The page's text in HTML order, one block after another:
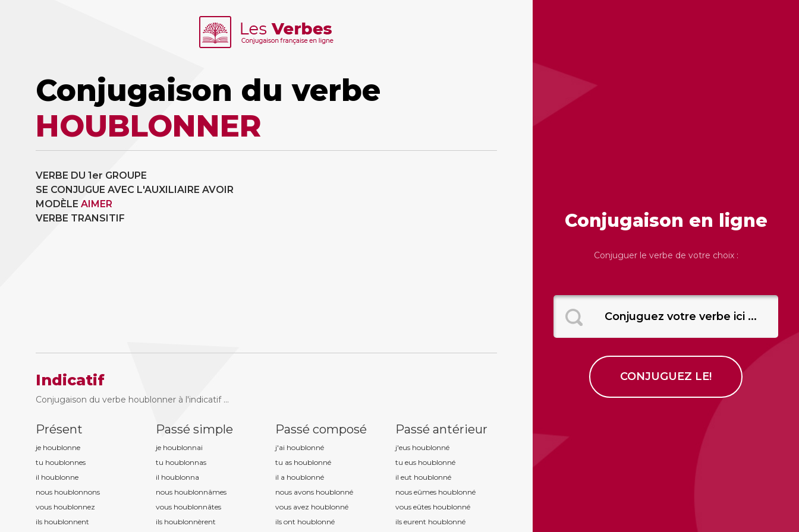
Conjugaison du verbe
HOUBLONNER
VERBE DU 1er GROUPE
SE CONJUGUE AVEC L'AUXILIAIRE AVOIR
MODÈLE AIMER
VERBE TRANSITIF
Indicatif
Conjugaison du verbe houblonner à l'indicatif ...
Présent
je houblonne
tu houblonnes
il houblonne
nous houblonnons
vous houblonnez
ils houblonnent
Passé simple
je houblonnai
tu houblonnas
il houblonna
nous houblonnâmes
vous houblonnâtes
ils houblonnèrent
Passé composé
j'ai houblonné
tu as houblonné
il a houblonné
nous avons houblonné
vous avez houblonné
ils ont houblonné
Passé antérieur
j'eus houblonné
tu eus houblonné
il eut houblonné
nous eûmes houblonné
vous eûtes houblonné
ils eurent houblonné
Conjugaison en ligne
Conjuguer le verbe de votre choix :